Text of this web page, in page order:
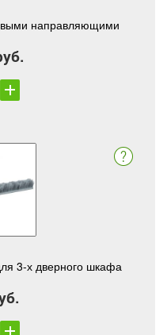
направляющими
3-х дверного шкафа